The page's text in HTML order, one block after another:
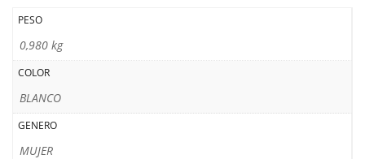
PESO
0,980 kg
COLOR
BLANCO
GENERO
MUJER